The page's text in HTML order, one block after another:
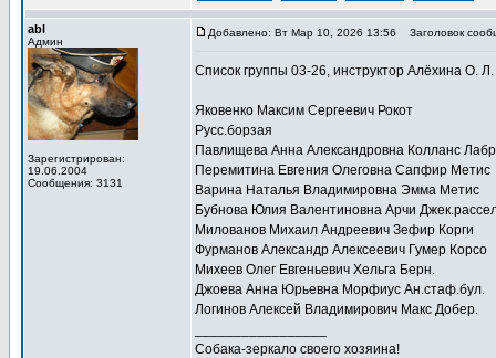
abl
Админ
Зарегистрирован:
19.06.2004
Сообщения: 3131
Добавлено: Вт Мар 10, 2026 13:56 Заголовок
Список группы 03-26, инструктор Алёхина О. Л.
Яковенко Максим Сергеевич Рокот
Русс.борзая
Павлищева Анна Александровна Колланс
Перемитина Евгения Олеговна Сапфир Метис
Варина Наталья Владимировна Эмма Метис
Бубнова Юлия Валентиновна Арчи
Милованов Михаил Андреевич Зефир Корги
Фурманов Александр Алексеевич Гумер Корсо
Михеев Олег Евгеньевич Хельга Берн.
Джоева Анна Юрьевна Морфиус Ан.стаф.бул.
Логинов Алексей Владимирович Макс Добер.
Собака-зеркало своего хозяина!